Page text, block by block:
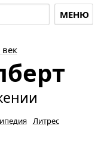
МЕНЮ
Литрес